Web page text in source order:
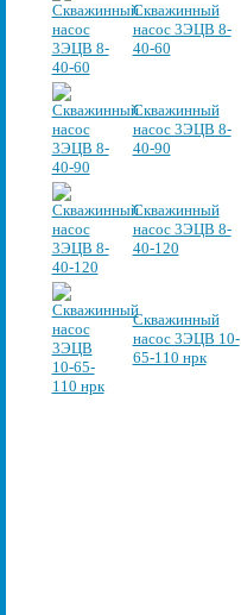
Скважинный
насос 3ЭЦВ 8-
40-60
Скважинный
насос 3ЭЦВ 8-
40-90
Скважинный
насос 3ЭЦВ 8-
40-120
Скважинный
насос 3ЭЦВ 10-
65-110 нрк